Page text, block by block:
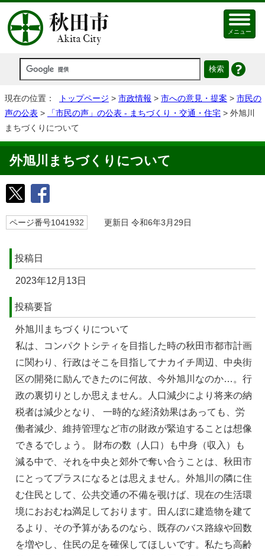
メニュー
現在の位置： トップページ > 市政情報 > 市への意見・提案 > 市民の
声の公表 > 「市民の声」の公表 - まちづくり・交通・住宅 > 外旭川
まちづくりについて
外旭川まちづくりについて
ページ番号1041932 更新日 令和6年3月29日
投稿日
2023年12月13日
投稿要旨
外旭川まちづくりについて
私は、コンパクトシティを目指した時の秋⽥市都市計画
に関わり、⾏政はそこを目指してナカイチ周辺、中央街
区の開発に励んできたのに何故、今外旭川なのか…。⾏
政の裏切りとしか思えません。⼈⼝減少により将来の納
税者は減少となり、 ⼀時的な経済効果はあっても、労
働者減少、維持管理など市の財政が緊迫することは想像
できるでしょう。 財布の数（⼈⼝）も中⾝（収⼊）も
減る中で、それを中央と郊外で奪い合うことは、秋⽥市
にとってプラスになるとは思えません。外旭川の隣に住
む住⺠として、公共交通の不備を覗けば、現在の⽣活環
境におおむね満⾜しております。⽥んぼに建造物を建て
るより、その予算があるのなら、既存のバス路線や回数
を増やし、住⺠の⾜を確保してほしいです。私たち⾼齢